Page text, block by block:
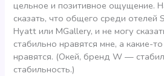
цельное и позитивное ощущение.
сказать, что общего среди отелей
Hyatt или MGallery, и не могу
стабильно нравятся мне, а какие-
нравятся. (Окей, бренд W —
стабильность.)